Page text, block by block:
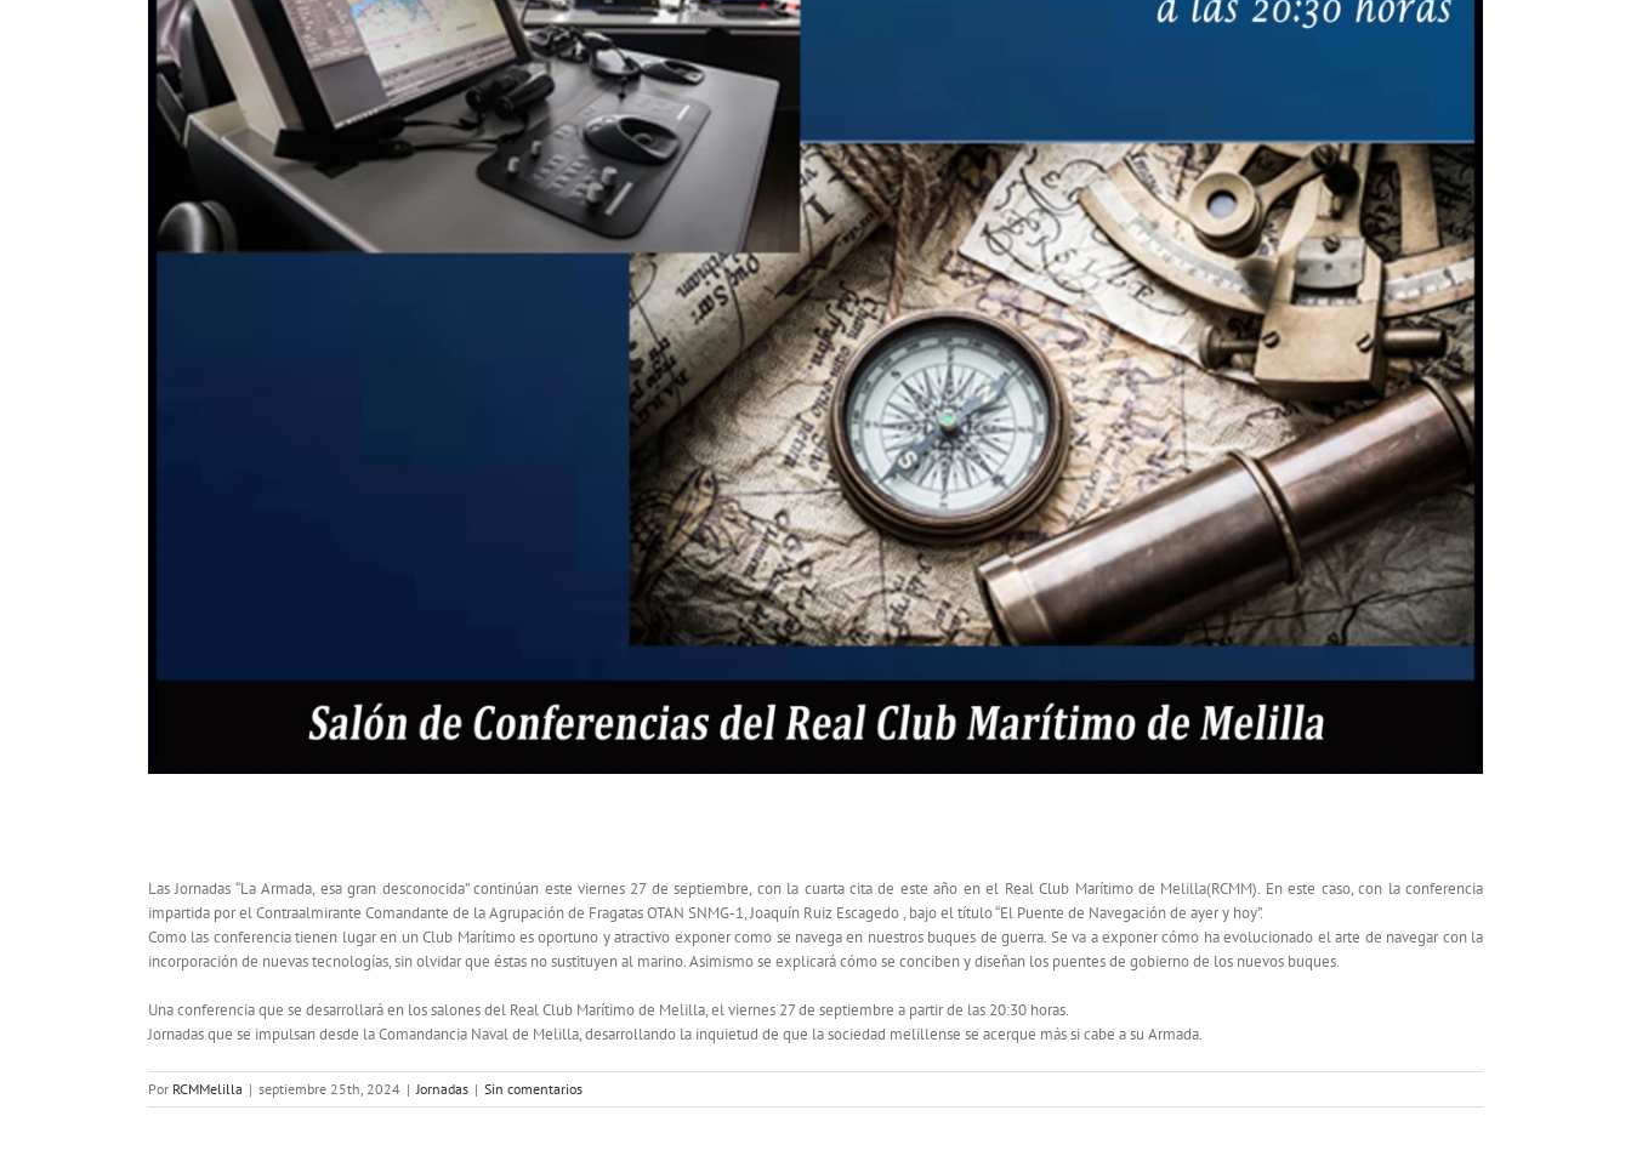
Las Jornadas “La Armada, esa gran desconocida” continúan este viernes 27 de septiembre, con la cuarta cita de este año en el Real Club Marítimo de Melilla(RCMM). En este caso, con la conferencia
impartida por el Contraalmirante Comandante de la Agrupación de Fragatas OTAN SNMG-1, Joaquín Ruiz Escagedo , bajo el título “El Puente de Navegación de ayer y hoy”.
Como las conferencia tienen lugar en un Club Marítimo es oportuno y atractivo exponer como se navega en nuestros buques de guerra. Se va a exponer cómo ha evolucionado el arte de navegar con la
incorporación de nuevas tecnologías, sin olvidar que éstas no sustituyen al marino. Asimismo se explicará cómo se conciben y diseñan los puentes de gobierno de los nuevos buques.
Una conferencia que se desarrollará en los salones del Real Club Marítimo de Melilla, el viernes 27 de septiembre a partir de las 20:30 horas.
Jornadas que se impulsan desde la Comandancia Naval de Melilla, desarrollando la inquietud de que la sociedad melillense se acerque más si cabe a su Armada.
Por RCMMelilla | septiembre 25th, 2024 | Jornadas | Sin comentarios